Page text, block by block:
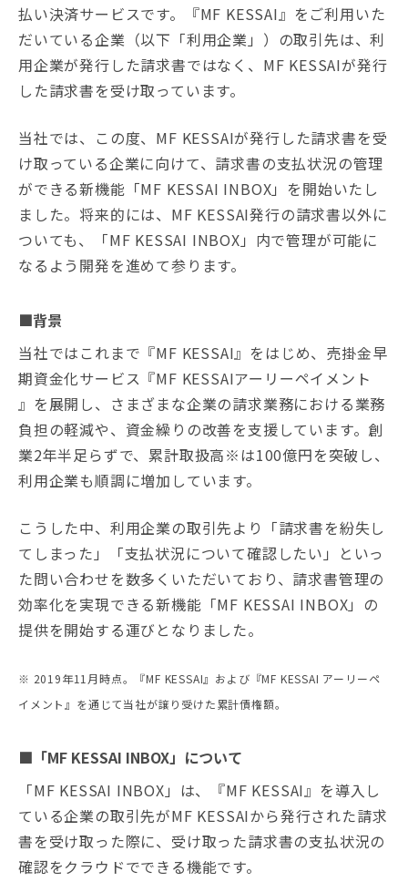
払い決済サービスです。『MF KESSAI』をご利用いた
だいている企業（以下「利用企業」）の取引先は、利
用企業が発行した請求書ではなく、MF KESSAIが発行
した請求書を受け取っています。
当社では、この度、MF KESSAIが発行した請求書を受
け取っている企業に向けて、請求書の支払状況の管理
ができる新機能「MF KESSAI INBOX」を開始いたし
ました。将来的には、MF KESSAI発行の請求書以外に
ついても、「MF KESSAI INBOX」内で管理が可能に
なるよう開発を進めて参ります。
■背景
当社ではこれまで『MF KESSAI』をはじめ、売掛金早
期資金化サービス『MF KESSAIアーリーペイメント
』を展開し、さまざまな企業の請求業務における業務
負担の軽減や、資金繰りの改善を支援しています。創
業2年半足らずで、累計取扱高※は100億円を突破し、
利用企業も順調に増加しています。
こうした中、利用企業の取引先より「請求書を紛失し
てしまった」「支払状況について確認したい」といっ
た問い合わせを数多くいただいており、請求書管理の
効率化を実現できる新機能「MF KESSAI INBOX」の
提供を開始する運びとなりました。
※ 2019年11月時点。『MF KESSAI』および『MF KESSAI アーリーペ
イメント』を通じて当社が譲り受けた累計債権額。
■「MF KESSAI INBOX」について
「MF KESSAI INBOX」は、『MF KESSAI』を導入し
ている企業の取引先がMF KESSAIから発行された請求
書を受け取った際に、受け取った請求書の支払状況の
確認をクラウドでできる機能です。